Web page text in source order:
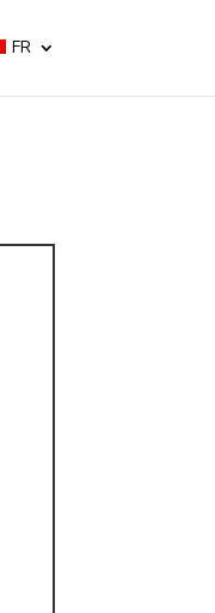
FR